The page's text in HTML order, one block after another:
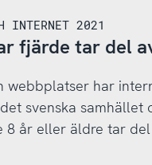
INTERNET 2021
fjärde tar del
webbplatser har
svenska
8 år eller äldre tar